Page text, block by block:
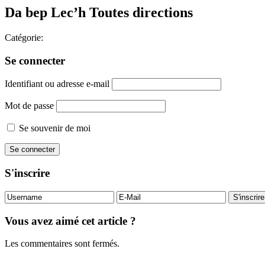
Da bep Lec’h Toutes directions
Catégorie:
Se connecter
Identifiant ou adresse e-mail
Mot de passe
Se souvenir de moi
S'inscrire
Vous avez aimé cet article ?
Les commentaires sont fermés.